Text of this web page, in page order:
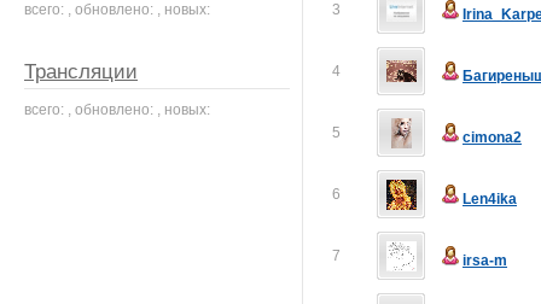
3
4
5 cimona2
6 Len4ika
7 irsa-m
всего: , обновлено: , новых:
Трансляции
всего: , обновлено: , новых: